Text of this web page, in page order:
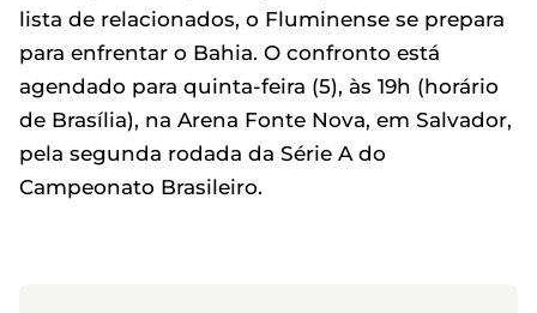
lista de relacionados, o Fluminense se prepara
para enfrentar o Bahia. O confronto está
agendado para quinta-feira (5), às 19h (horário
de Brasília), na Arena Fonte Nova, em Salvador,
pela segunda rodada da Série A do
Campeonato Brasileiro.